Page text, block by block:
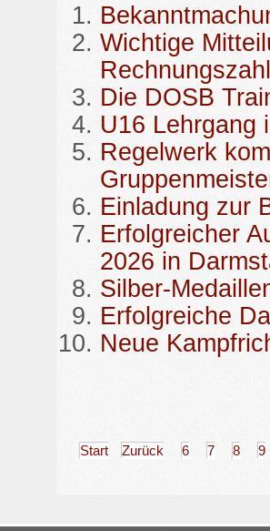
Wichtige
Die DOSB
U16 Lehrgang
Regelwerk
Einladung zur
Erfolgreicher
2026 in
Silber-
Erfolgreiche
Neue
Start Zurück 6 7 8 9